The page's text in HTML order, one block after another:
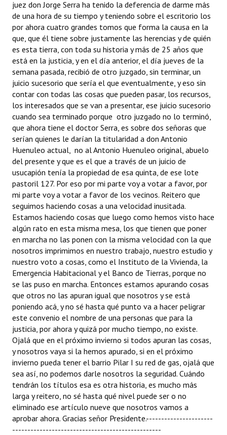
juez don Jorge Serra ha tenido la deferencia de darme más
de una hora de su tiempo y teniendo sobre el escritorio los
por ahora cuatro grandes tomos que forma la causa en la
que, que él tiene sobre justamente las herencias y de quién
es esta tierra, con toda su historia y más de 25 años que
está en la justicia, y en el día anterior, el día jueves de la
semana pasada, recibió de otro juzgado, sin terminar, un
juicio sucesorio que sería el que eventualmente, y eso sin
contar con todas las cosas que pueden pasar, los recursos,
los interesados que se van a presentar, ese juicio sucesorio
cuando sea terminado porque otro juzgado no lo terminó,
que ahora tiene el doctor Serra, es sobre dos señoras que
serían quienes le darían la titularidad a don Antonio
Huenuleo actual, no al Antonio Huenuleo original, abuelo
del presente y que es el que a través de un juicio de
usucapión tenía la propiedad de esa quinta, de ese lote
pastoril 127. Por eso por mi parte voy a votar a favor, por
mi parte voy a votar a favor de los vecinos. Reitero que
seguimos haciendo cosas a una velocidad inusitada.
Estamos haciendo cosas que luego como hemos visto hace
algún rato en esta misma mesa, los que tienen que poner
en marcha no las ponen con la misma velocidad con la que
nosotros imprimimos en nuestro trabajo, nuestro estudio y
nuestro voto a cosas, como el Instituto de la Vivienda, la
Emergencia Habitacional y el Banco de Tierras, porque no
se las puso en marcha. Entonces estamos apurando cosas
que otros no las apuran igual que nosotros y se está
poniendo acá, y no sé hasta qué punto va a hacer peligrar
este convenio el nombre de una personas que para la
justicia, por ahora y quizá por mucho tiempo, no existe.
Ojalá que en el próximo invierno si todos apuran las cosas,
y nosotros vaya si la hemos apurado, si en el próximo
invierno pueda tener el barrio Pilar I su red de gas, ojalá que
sea así, no podemos darle nosotros la seguridad. Cuándo
tendrán los títulos esa es otra historia, es mucho más
larga y reitero, no sé hasta qué nivel puede ser o no
eliminado ese artículo nueve que nosotros vamos a
aprobar ahora. Gracias señor Presidente.----------------------
-------------------------------------------------